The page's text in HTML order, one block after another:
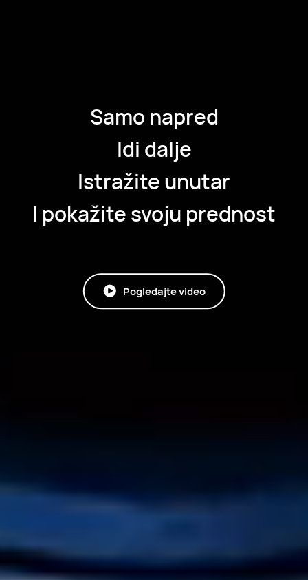
Samo napred
Idi dalje
Istražite unutar
I pokažite svoju prednost
Pogledajte video